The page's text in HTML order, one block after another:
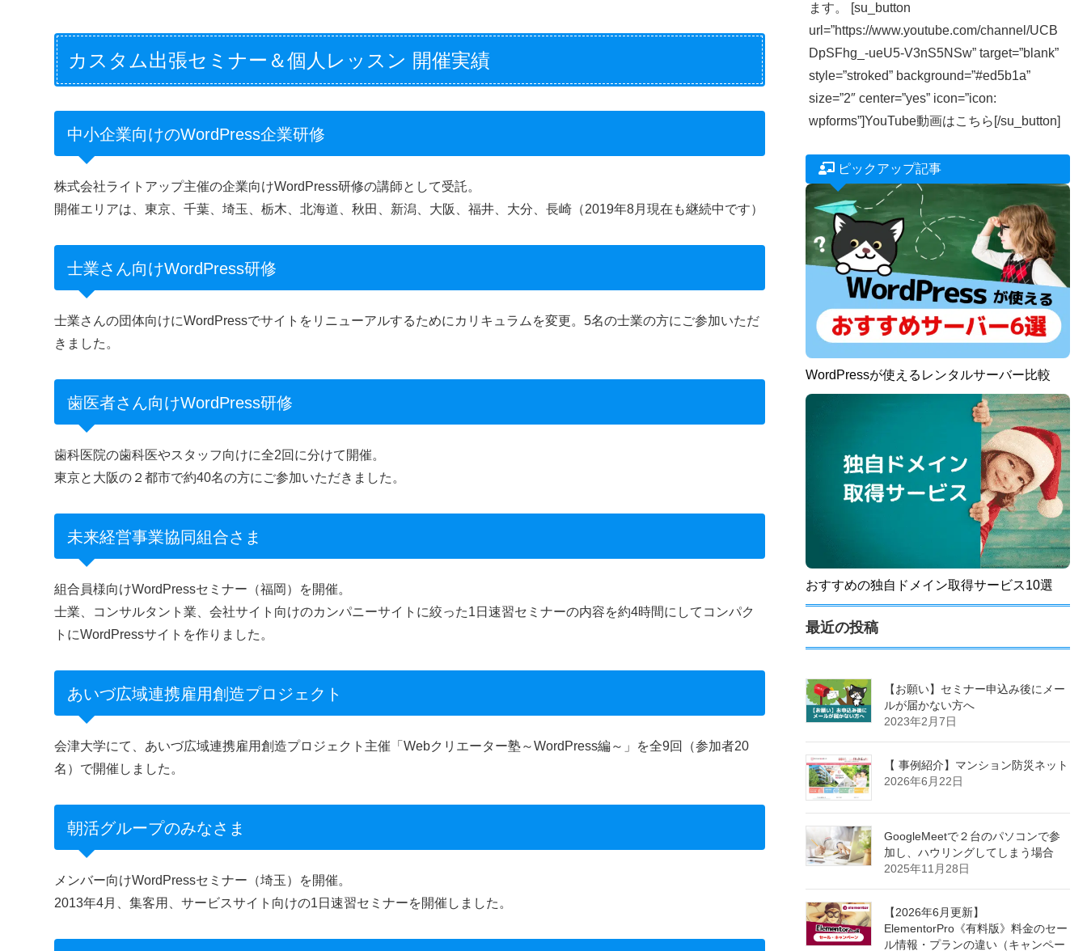
カスタム出張セミナー＆個人レッスン 開催実績
中小企業向けのWordPress企業研修
株式会社ライトアップ主催の企業向けWordPress研修の講師として受託。
開催エリアは、東京、千葉、埼玉、栃木、北海道、秋田、新潟、大阪、福井、大分、長崎（2019年8月現在も継続中です）
士業さん向けWordPress研修
士業さんの団体向けにWordPressでサイトをリニューアルするためにカリキュラムを変更。5名の士業の方にご参加いただ
きました。
歯医者さん向けWordPress研修
歯科医院の歯科医やスタッフ向けに全2回に分けて開催。
東京と大阪の２都市で約40名の方にご参加いただきました。
未来経営事業協同組合さま
組合員様向けWordPressセミナー（福岡）を開催。
士業、コンサルタント業、会社サイト向けのカンパニーサイトに絞った1日速習セミナーの内容を約4時間にしてコンパク
トにWordPressサイトを作りました。
あいづ広域連携雇用創造プロジェクト
会津大学にて、あいづ広域連携雇用創造プロジェクト主催「Webクリエーター塾～WordPress編～」を全9回（参加者20
名）で開催しました。
朝活グループのみなさま
メンバー向けWordPressセミナー（埼玉）を開催。
2013年4月、集客用、サービスサイト向けの1日速習セミナーを開催しました。
ます。 [su_button
url=”https://www.youtube.com/channel/UCB
DpSFhg_-ueU5-V3nS5NSw” target=”blank”
style=”stroked” background=”#ed5b1a”
size=”2″ center=”yes” icon=”icon:
wpforms”]YouTube動画はこちら[/su_button]
ピックアップ記事
WordPressが使えるレンタルサーバー比較
おすすめの独自ドメイン取得サービス10選
最近の投稿
【お願い】セミナー申込み後にメー
ルが届かない方へ
2023年2月7日
【 事例紹介】マンション防災ネット
2026年6月22日
GoogleMeetで２台のパソコンで参
加し、ハウリングしてしまう場合
2025年11月28日
【2026年6月更新】
ElementorPro《有料版》料金のセー
ル情報・プランの違い（キャンペー